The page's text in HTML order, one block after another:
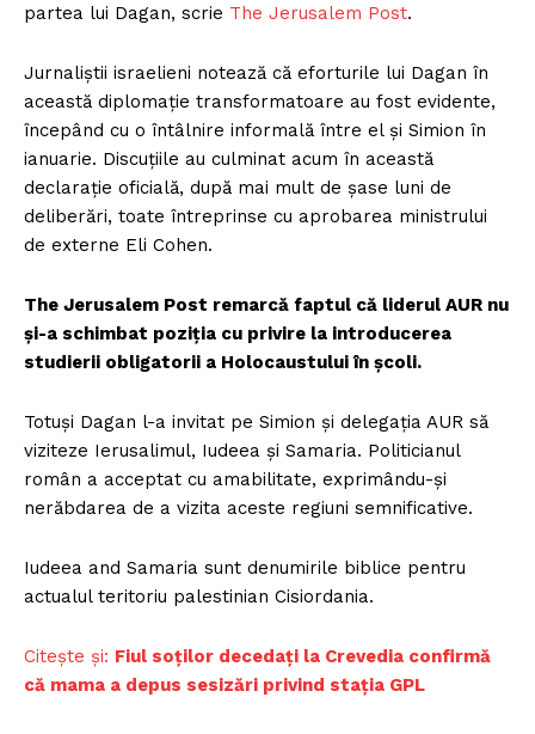
partea lui Dagan, scrie The Jerusalem Post.
Jurnaliștii israelieni notează că eforturile lui Dagan în
această diplomație transformatoare au fost evidente,
începând cu o întâlnire informală între el și Simion în
ianuarie. Discuțiile au culminat acum în această
declarație oficială, după mai mult de șase luni de
deliberări, toate întreprinse cu aprobarea ministrului
de externe Eli Cohen.
The Jerusalem Post remarcă faptul că liderul AUR nu
și-a schimbat poziția cu privire la introducerea
studierii obligatorii a Holocaustului în școli.
Totuși Dagan l-a invitat pe Simion și delegația AUR să
viziteze Ierusalimul, Iudeea și Samaria. Politicianul
român a acceptat cu amabilitate, exprimându-și
nerăbdarea de a vizita aceste regiuni semnificative.
Iudeea and Samaria sunt denumirile biblice pentru
actualul teritoriu palestinian Cisiordania.
Citește și: Fiul soților decedați la Crevedia confirmă
că mama a depus sesizări privind stația GPL